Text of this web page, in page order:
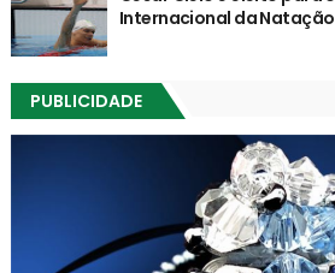
Internacional da Natação
PUBLICIDADE